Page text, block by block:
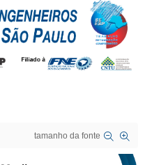
tamanho da fonte